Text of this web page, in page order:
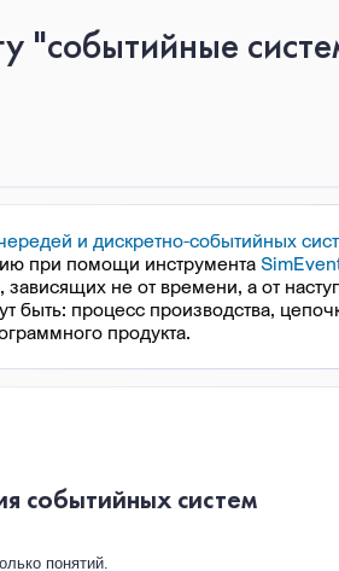
"событийные
и дискретно-событийных
при помощи инструмента
не от времени, а от
быть: процесс производства,
продукта.
событийных систем
понятий.